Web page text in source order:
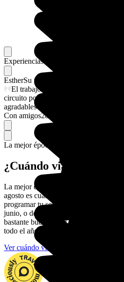
Experiencias memorables
EstherSu flechazo
El trabajo que ha realizado
circuito por Polonia, los guías
agradables
Con amigos28/4/2026
La mejor época para ir.
¿Cuándo viajar a
La mejor época para visitar Polonia
agosto es cuando hay más gente en
programar tu semana de descanso,
junio, o de septiembre y octubre. En
bastante bueno. Y, si vas a la
todo el año llueve con regularidad.
Ver cuándo viajar